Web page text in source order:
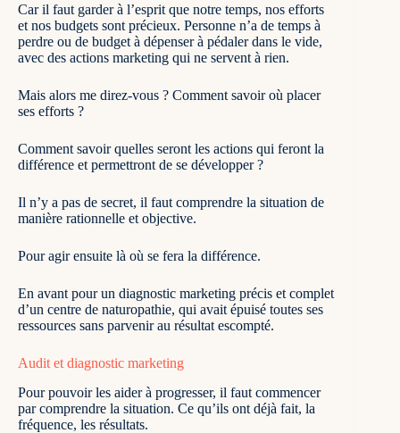
Car il faut garder à l’esprit que notre temps, nos efforts
et nos budgets sont précieux. Personne n’a de temps à
perdre ou de budget à dépenser à pédaler dans le vide,
avec des actions marketing qui ne servent à rien.
Mais alors me direz-vous ? Comment savoir où placer
ses efforts ?
Comment savoir quelles seront les actions qui feront la
différence et permettront de se développer ?
Il n’y a pas de secret, il faut comprendre la situation de
manière rationnelle et objective.
Pour agir ensuite là où se fera la différence.
En avant pour un diagnostic marketing précis et complet
d’un centre de naturopathie, qui avait épuisé toutes ses
ressources sans parvenir au résultat escompté.
Audit et diagnostic marketing
Pour pouvoir les aider à progresser, il faut commencer
par comprendre la situation. Ce qu’ils ont déjà fait, la
fréquence, les résultats.